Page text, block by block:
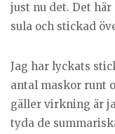
just nu det. Det
sula och stickad
Jag har lyckats
antal maskor runt
gäller virkning är
tyda de